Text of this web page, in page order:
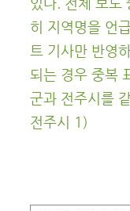
있다. 전체 보도
히 지역명을 언
트 기사만 반영
되는 경우 중복
군과 전주시를
전주시 1)